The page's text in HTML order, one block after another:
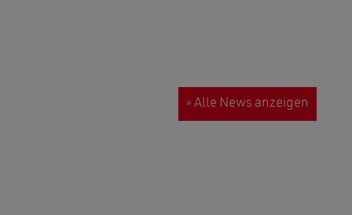
» Alle News anzeigen